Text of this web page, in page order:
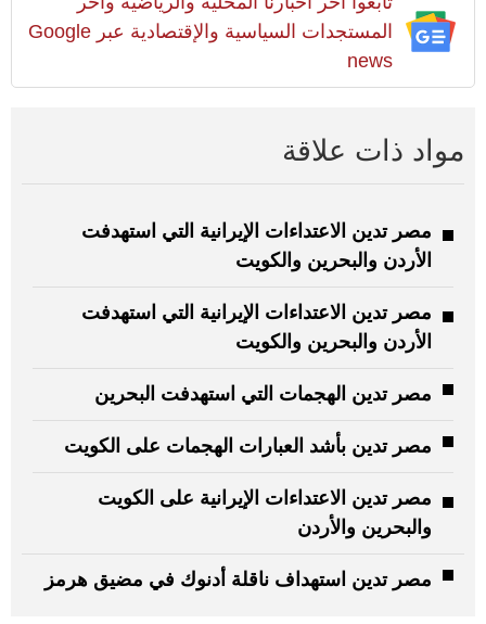
المستجدات السياسية والإقتصادية عبر Google
news
مواد ذات علاقة
مصر تدين الاعتداءات الإيرانية التي استهدفت
الأردن والبحرين والكويت
مصر تدين الاعتداءات الإيرانية التي استهدفت
الأردن والبحرين والكويت
مصر تدين الهجمات التي استهدفت البحرين
مصر تدين بأشد العبارات الهجمات على الكويت
مصر تدين الاعتداءات الإيرانية على الكويت
والبحرين والأردن
مصر تدين استهداف ناقلة أدنوك في مضيق هرمز